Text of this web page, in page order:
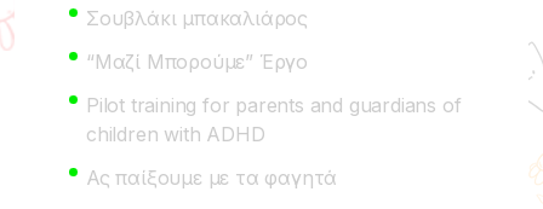
Σουβλάκι μπακαλιάρος
“Μαζί Μπορούμε” Έργο
Pilot training for parents and guardians of
children with ADHD
Ας παίξουμε με τα φαγητά